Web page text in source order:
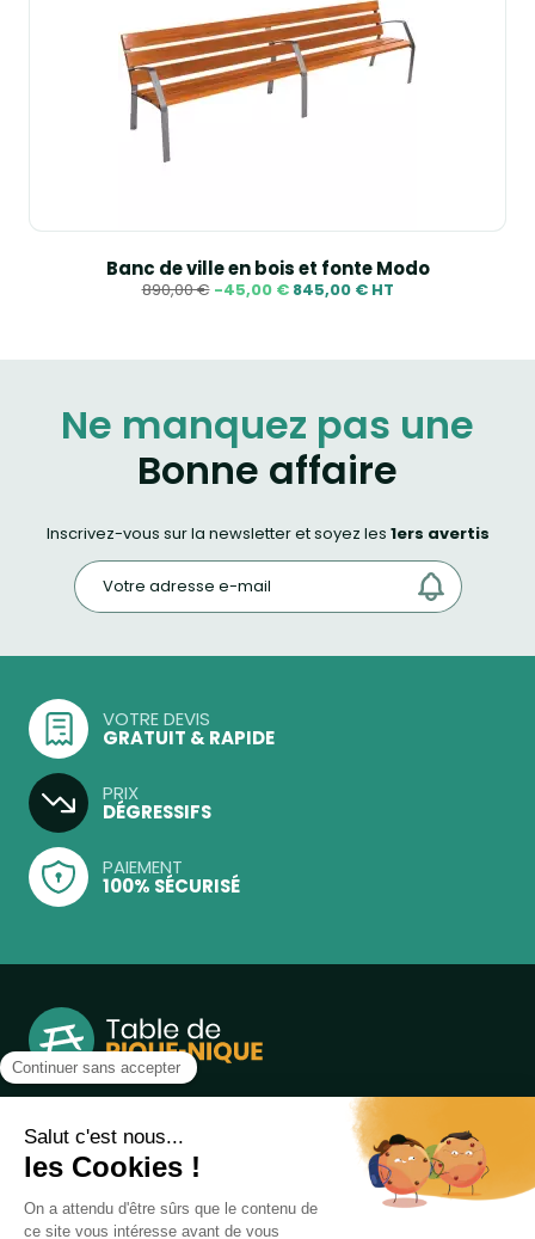
Banc de ville en bois et fonte Modo
890,00 € -45,00 € 845,00 € HT
Ne manquez pas une
Bonne affaire
Inscrivez-vous sur la newsletter et soyez les 1ers avertis
VOTRE DEVIS
GRATUIT & RAPIDE
PRIX
DÉGRESSIFS
PAIEMENT
100% SÉCURISÉ
Notre boutique, spécialisée dans la vente de table de
pique-nique et de plein air, est principalement adressée
aux collectvités, aux entreprises privées et publiques et au
associations.
Infos et contact au04 86 84 05 81